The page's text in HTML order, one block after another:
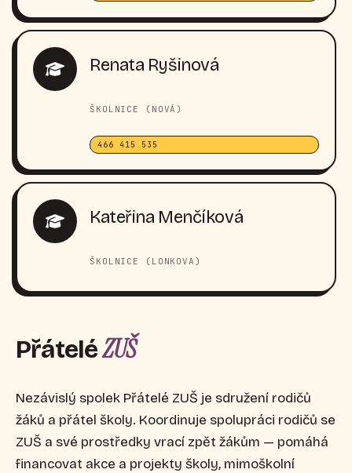
Renata Ryšinová
ŠKOLNICE (NOVÁ)
466 415 535
Kateřina Menčíková
ŠKOLNICE (LONKOVA)
PřáteléZUŠ
Nezávislý spolek Přátelé ZUŠ je sdružení rodičů
žáků a přátel školy. Koordinuje spolupráci rodičů se
ZUŠ a své prostředky vrací zpět žákům — pomáhá
financovat akce a projekty školy, mimoškolní